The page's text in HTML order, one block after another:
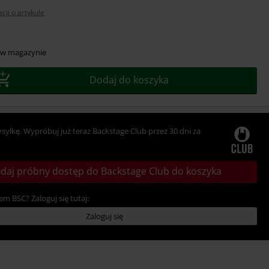
o artykule
magazynie
Dodaj do koszyka
Wypróbuj już teraz Backstage Club przez 30 dni za
próbny dostęp do Backstage Club do koszyka
BSC? Zaloguj się tutaj:
Zaloguj się